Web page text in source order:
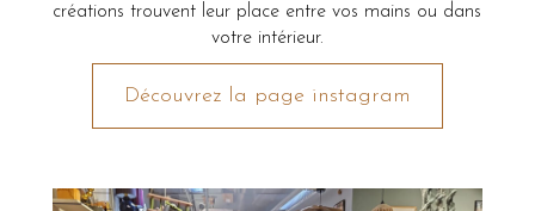
créations trouvent leur place entre vos mains ou dans
votre intérieur.
Découvrez la page instagram